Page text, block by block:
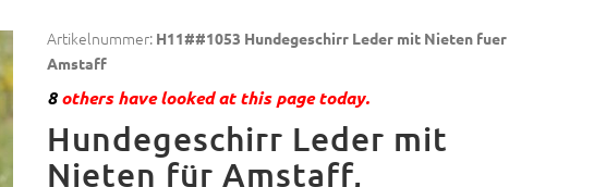
Artikelnummer: H11##1053 Hundegeschirr Leder mit Nieten fuer
Amstaff
8others have looked at this page today.
Hundegeschirr Leder mit
Nieten für Amstaff,